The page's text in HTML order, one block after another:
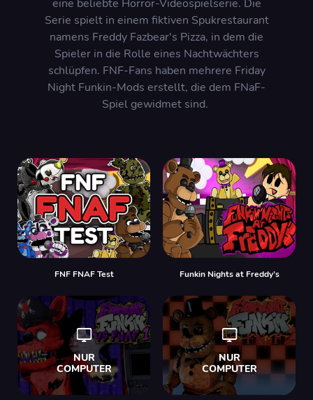
eine beliebte Horror-Videospielserie. Die
Serie spielt in einem fiktiven Spukrestaurant
namens Freddy Fazbear's Pizza, in dem die
Spieler in die Rolle eines Nachtwächters
schlüpfen. FNF-Fans haben mehrere Friday
Night Funkin-Mods erstellt, die dem FNaF-
Spiel gewidmet sind.
FNF FNAF Test Funkin Nights at Freddy’s